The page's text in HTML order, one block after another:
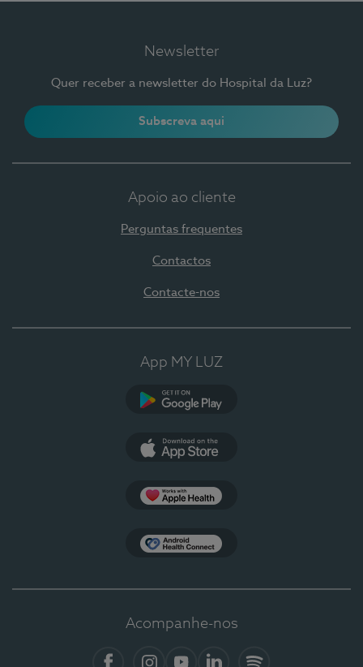
Newsletter
Quer receber a newsletter do Hospital da Luz?
Subscreva aqui
Apoio ao cliente
Perguntas frequentes
Contactos
Contacte-nos
App MY LUZ
Acompanhe-nos